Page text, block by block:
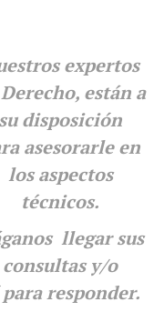
expertos
están a
su disposición
asesorarle en
los aspectos
técnicos.
llegar sus
consultas y/o
responder.